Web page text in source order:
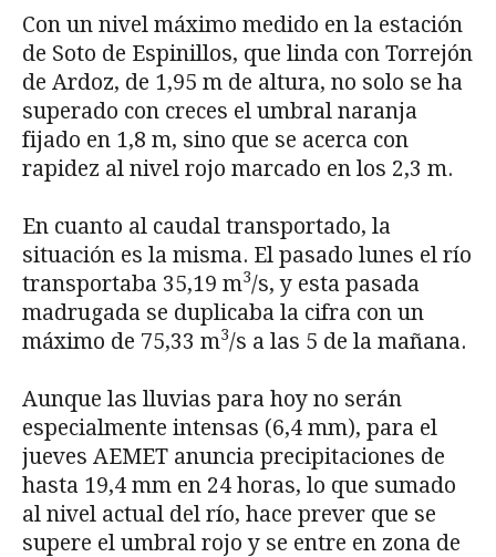
Con un nivel máximo medido en la estación
de Soto de Espinillos, que linda con Torrejón
de Ardoz, de 1,95 m de altura, no solo se ha
superado con creces el umbral naranja
fijado en 1,8 m, sino que se acerca con
rapidez al nivel rojo marcado en los 2,3 m.
En cuanto al caudal transportado, la
situación es la misma. El pasado lunes el río
transportaba 35,19 m3/s, y esta pasada
madrugada se duplicaba la cifra con un
máximo de 75,33 m3/s a las 5 de la mañana.
Aunque las lluvias para hoy no serán
especialmente intensas (6,4 mm), para el
jueves AEMET anuncia precipitaciones de
hasta 19,4 mm en 24 horas, lo que sumado
al nivel actual del río, hace prever que se
supere el umbral rojo y se entre en zona de